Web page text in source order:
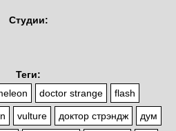
Студии:
Теги:
doctor strange flash
vulture доктор стрэндж дум